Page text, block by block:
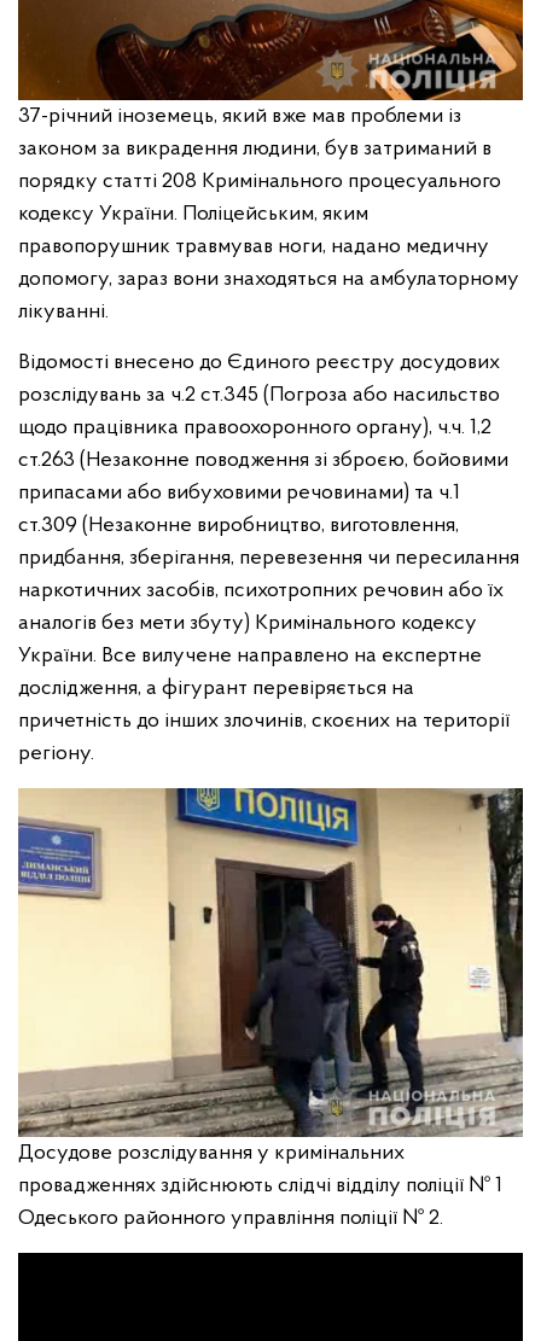
37-річний іноземець, який вже мав проблеми із
законом за викрадення людини, був затриманий в
порядку статті 208 Кримінального процесуального
кодексу України. Поліцейським, яким
правопорушник травмував ноги, надано медичну
допомогу, зараз вони знаходяться на амбулаторному
лікуванні.
Відомості внесено до Єдиного реєстру досудових
розслідувань за ч.2 ст.345 (Погроза або насильство
щодо працівника правоохоронного органу), ч.ч. 1,2
ст.263 (Незаконне поводження зі зброєю, бойовими
припасами або вибуховими речовинами) та ч.1
ст.309 (Незаконне виробництво, виготовлення,
придбання, зберігання, перевезення чи пересилання
наркотичних засобів, психотропних речовин або їх
аналогів без мети збуту) Кримінального кодексу
України. Все вилучене направлено на експертне
дослідження, а фігурант перевіряється на
причетність до інших злочинів, скоєних на території
регіону.
Досудове розслідування у кримінальних
провадженнях здійснюють слідчі відділу поліції № 1
Одеського районного управління поліції № 2.